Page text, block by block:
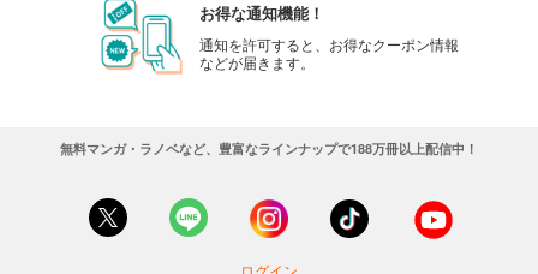
お得な通知機能！
通知を許可すると、お得なクーポン情報
などが届きます。
無料マンガ・ラノベなど、豊富なラインナップで188万冊以上配信中！
ログイン